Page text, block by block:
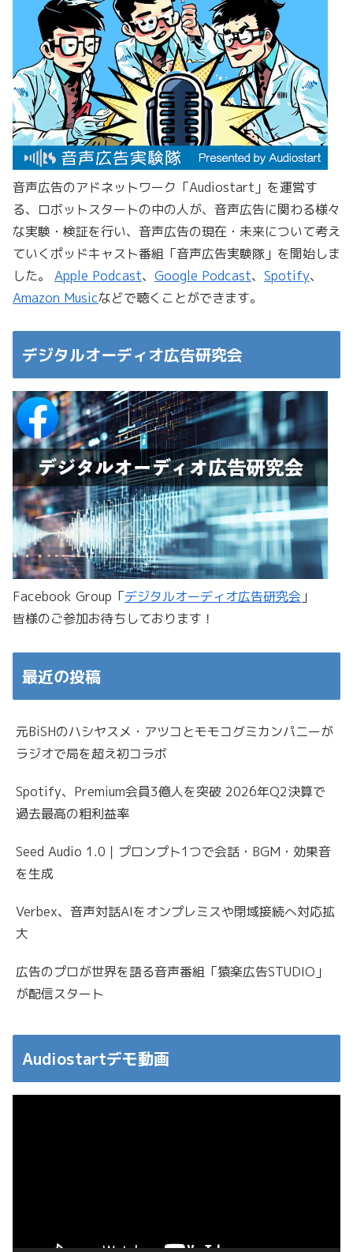
音声広告のアドネットワーク「Audiostart」を運営す
る、ロボットスタートの中の人が、音声広告に関わる様々
な実験・検証を行い、音声広告の現在・未来について考え
ていくポッドキャスト番組「音声広告実験隊」を開始しま
した。 Apple Podcast、 Google Podcast、 Spotify、
Amazon Musicなどで聴くことができます。
デジタルオーディオ広告研究会
Facebook Group「デジタルオーディオ広告研究会 」
皆様のご参加お待ちしております！
最近の投稿
元BiSHのハシヤスメ・アツコとモモコグミカンパニーが
ラジオで局を超え初コラボ
Spotify、Premium会員3億人を突破 2026年Q2決算で
過去最高の粗利益率
Seed Audio 1.0｜プロンプト1つで会話・BGM・効果音
を生成
Verbex、音声対話AIをオンプレミスや閉域接続へ対応拡
大
広告のプロが世界を語る音声番組「猿楽広告STUDIO」
が配信スタート
Audiostartデモ動画